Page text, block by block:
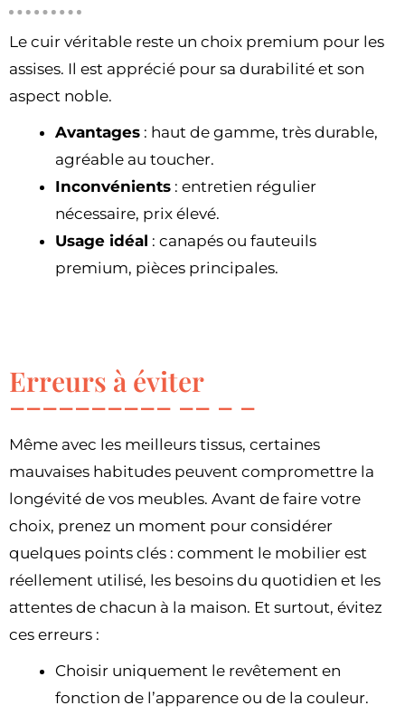
Le cuir véritable reste un choix premium pour les
assises. Il est apprécié pour sa durabilité et son
aspect noble.
Avantages : haut de gamme, très durable,
agréable au toucher.
Inconvénients : entretien régulier
nécessaire, prix élevé.
Usage idéal : canapés ou fauteuils
premium, pièces principales.
Erreurs à éviter
Même avec les meilleurs tissus, certaines
mauvaises habitudes peuvent compromettre la
longévité de vos meubles. Avant de faire votre
choix, prenez un moment pour considérer
quelques points clés : comment le mobilier est
réellement utilisé, les besoins du quotidien et les
attentes de chacun à la maison. Et surtout, évitez
ces erreurs :
Choisir uniquement le revêtement en
fonction de l’apparence ou de la couleur.